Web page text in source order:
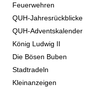
Feuerwehren
QUH-Jahresrückblicke
QUH-Adventskalender
König Ludwig II
Die Bösen Buben
Stadtradeln
Kleinanzeigen